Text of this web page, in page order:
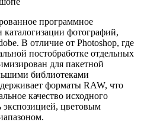
программное
каталогизации фотографий,
В отличие от Photoshop, где
постобработке отдельных
для пакетной
библиотеками
форматы RAW, что
качество исходного
экспозицией, цветовым